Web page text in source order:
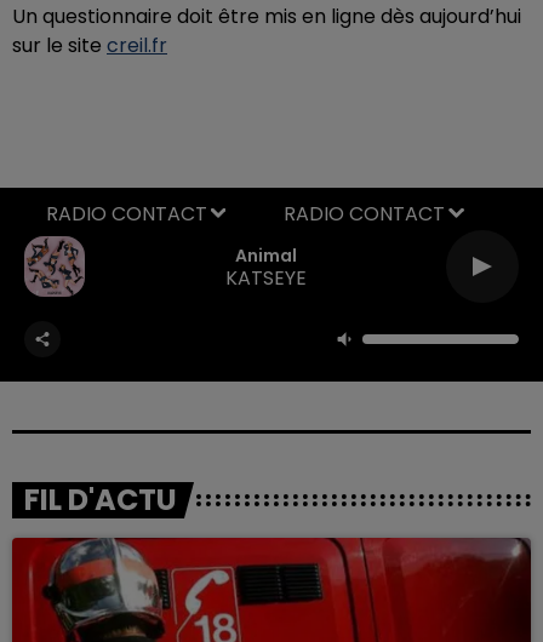
Un questionnaire doit être mis en ligne dès aujourd’hui
sur le site creil.fr
Animal
KATSEYE
RADIO CONTACT
FIL D'ACTU